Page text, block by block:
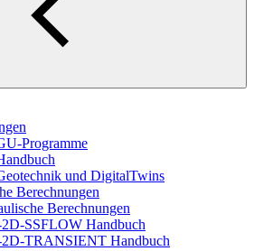
Programme
und DigitalTwins
Berechnungen
Berechnungen
SSFLOW Handbuch
TRANSIENT Handbuch